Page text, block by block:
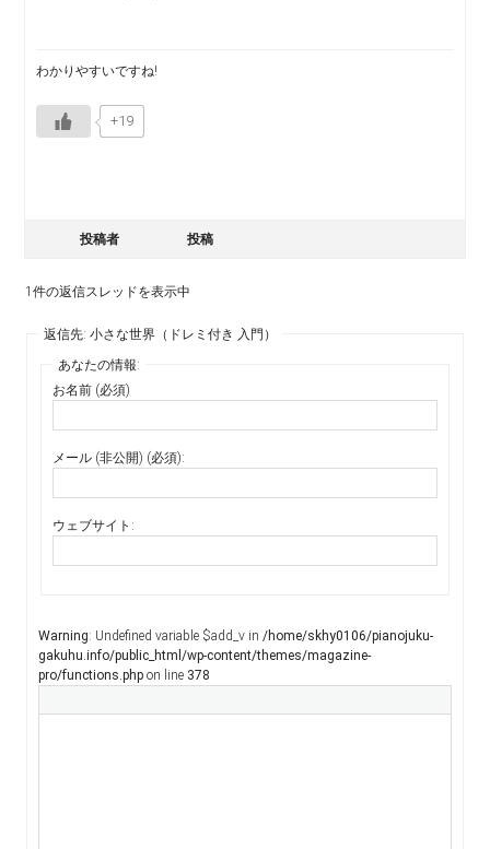
わかりやすいですね!
+19
投稿者 投稿
1件の返信スレッドを表示中
返信先: 小さな世界（ドレミ付き 入門）
あなたの情報:
お名前 (必須)
メール (非公開) (必須):
ウェブサイト:
Warning : Undefined variable $add_v in /home/skhy0106/pianojuku-
gakuhu.info/public_html/wp-content/themes/magazine-
pro/functions.php on line 378